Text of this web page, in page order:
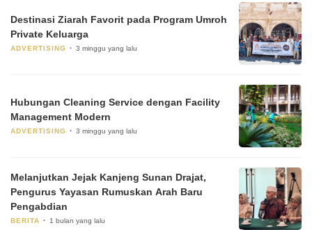
Destinasi Ziarah Favorit pada Program Umroh
Private Keluarga
ADVERTISING 3 minggu yang lalu
Hubungan Cleaning Service dengan Facility
Management Modern
ADVERTISING 3 minggu yang lalu
Melanjutkan Jejak Kanjeng Sunan Drajat,
Pengurus Yayasan Rumuskan Arah Baru
Pengabdian
BERITA 1 bulan yang lalu